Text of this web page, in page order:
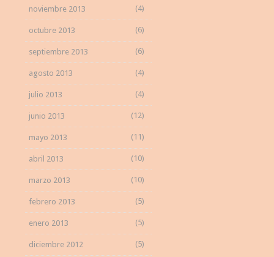
noviembre 2013 (4)
octubre 2013 (6)
septiembre 2013 (6)
agosto 2013 (4)
julio 2013 (4)
junio 2013 (12)
mayo 2013 (11)
abril 2013 (10)
marzo 2013 (10)
febrero 2013 (5)
enero 2013 (5)
diciembre 2012 (5)